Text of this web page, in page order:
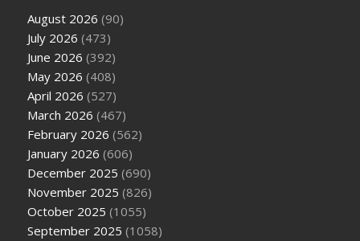
August 2026 (90)
July 2026 (473)
June 2026 (392)
May 2026 (408)
April 2026 (527)
March 2026 (467)
February 2026 (562)
January 2026 (606)
December 2025 (690)
November 2025 (826)
October 2025 (1055)
September 2025 (1058)